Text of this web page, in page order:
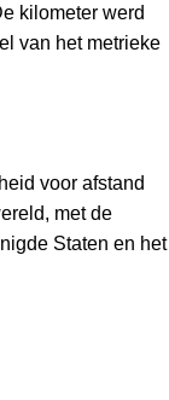
kilometer werd
van het metrieke
voor afstand
met de
Staten en het